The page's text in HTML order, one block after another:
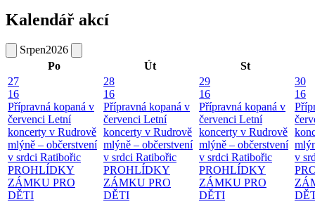
Kalendář akcí
Srpen2026
Po
Út
St
27
16
Přípravná kopaná v
červenci Letní
koncerty v Rudrově
mlýně – občerstvení
v srdci Ratibořic
PROHLÍDKY
ZÁMKU PRO
DĚTI
28
16
Přípravná kopaná v
červenci Letní
koncerty v Rudrově
mlýně – občerstvení
v srdci Ratibořic
PROHLÍDKY
ZÁMKU PRO
DĚTI
29
16
Přípravná kopaná v
červenci Letní
koncerty v Rudrově
mlýně – občerstvení
v srdci Ratibořic
PROHLÍDKY
ZÁMKU PRO
DĚTI
30
16
v